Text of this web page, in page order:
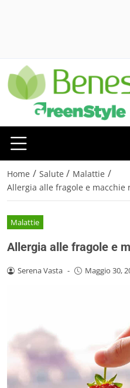
Home / Salute / Malattie /
Allergia alle fragole e macchie
Malattie
Allergia alle fragole e
Serena Vasta - Maggio 30,